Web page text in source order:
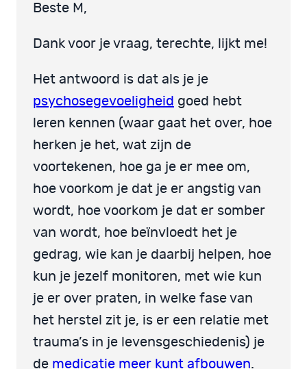
Beste M,
Dank voor je vraag, terechte, lijkt me!
Het antwoord is dat als je je
psychosegevoeligheid goed hebt
leren kennen (waar gaat het over, hoe
herken je het, wat zijn de
voortekenen, hoe ga je er mee om,
hoe voorkom je dat je er angstig van
wordt, hoe voorkom je dat er somber
van wordt, hoe beïnvloedt het je
gedrag, wie kan je daarbij helpen, hoe
kun je jezelf monitoren, met wie kun
je er over praten, in welke fase van
het herstel zit je, is er een relatie met
trauma’s in je levensgeschiedenis) je
de medicatie meer kunt afbouwen.